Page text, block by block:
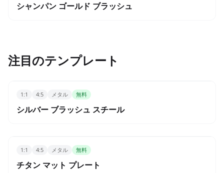
シャンパン ゴールド ブラッシュ
注目のテンプレート
1:1 4:5 メタル 無料
シルバー ブラッシュ スチール
1:1 4:5 メタル 無料
チタン マット プレート